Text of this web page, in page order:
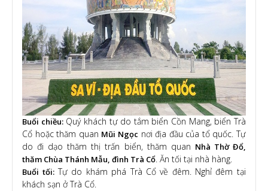
Buổi chiều:Quý khách tự do tắm biển Cồn Mang, biển Trà
Cổ hoặc thăm quan Mũi Ngọc nơi địa đầu của tổ quốc. Tự
do đi dạo thăm thị trấn biển, thăm quan Nhà Thờ Đổ,
thăm Chùa Thánh Mẫu, đình Trà Cổ. Ăn tối tại nhà hàng.
Buổi tối:Tự do khám phá Trà Cổ về đêm. Nghỉ đêm tại
khách sạn ở Trà Cổ.